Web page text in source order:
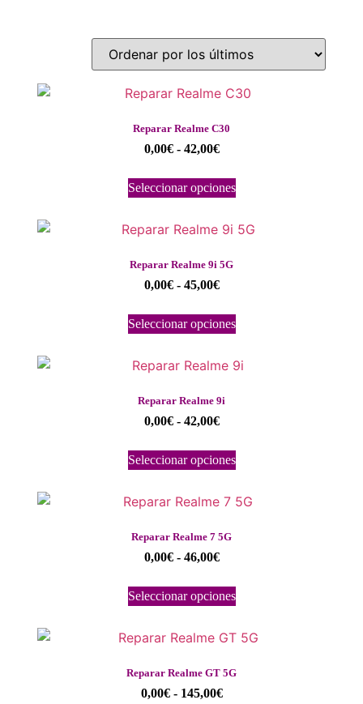
Reparar Realme C30
0,00€ - 42,00€
Seleccionar opciones
Reparar Realme 9i 5G
0,00€ - 45,00€
Seleccionar opciones
Reparar Realme 9i
0,00€ - 42,00€
Seleccionar opciones
Reparar Realme 7 5G
0,00€ - 46,00€
Seleccionar opciones
Reparar Realme GT 5G
0,00€ - 145,00€